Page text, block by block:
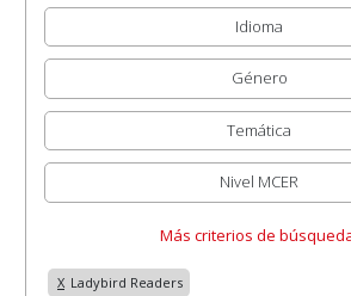
Idioma
Género
Temática
Nivel MCER
Más criterios de
X Ladybird Readers